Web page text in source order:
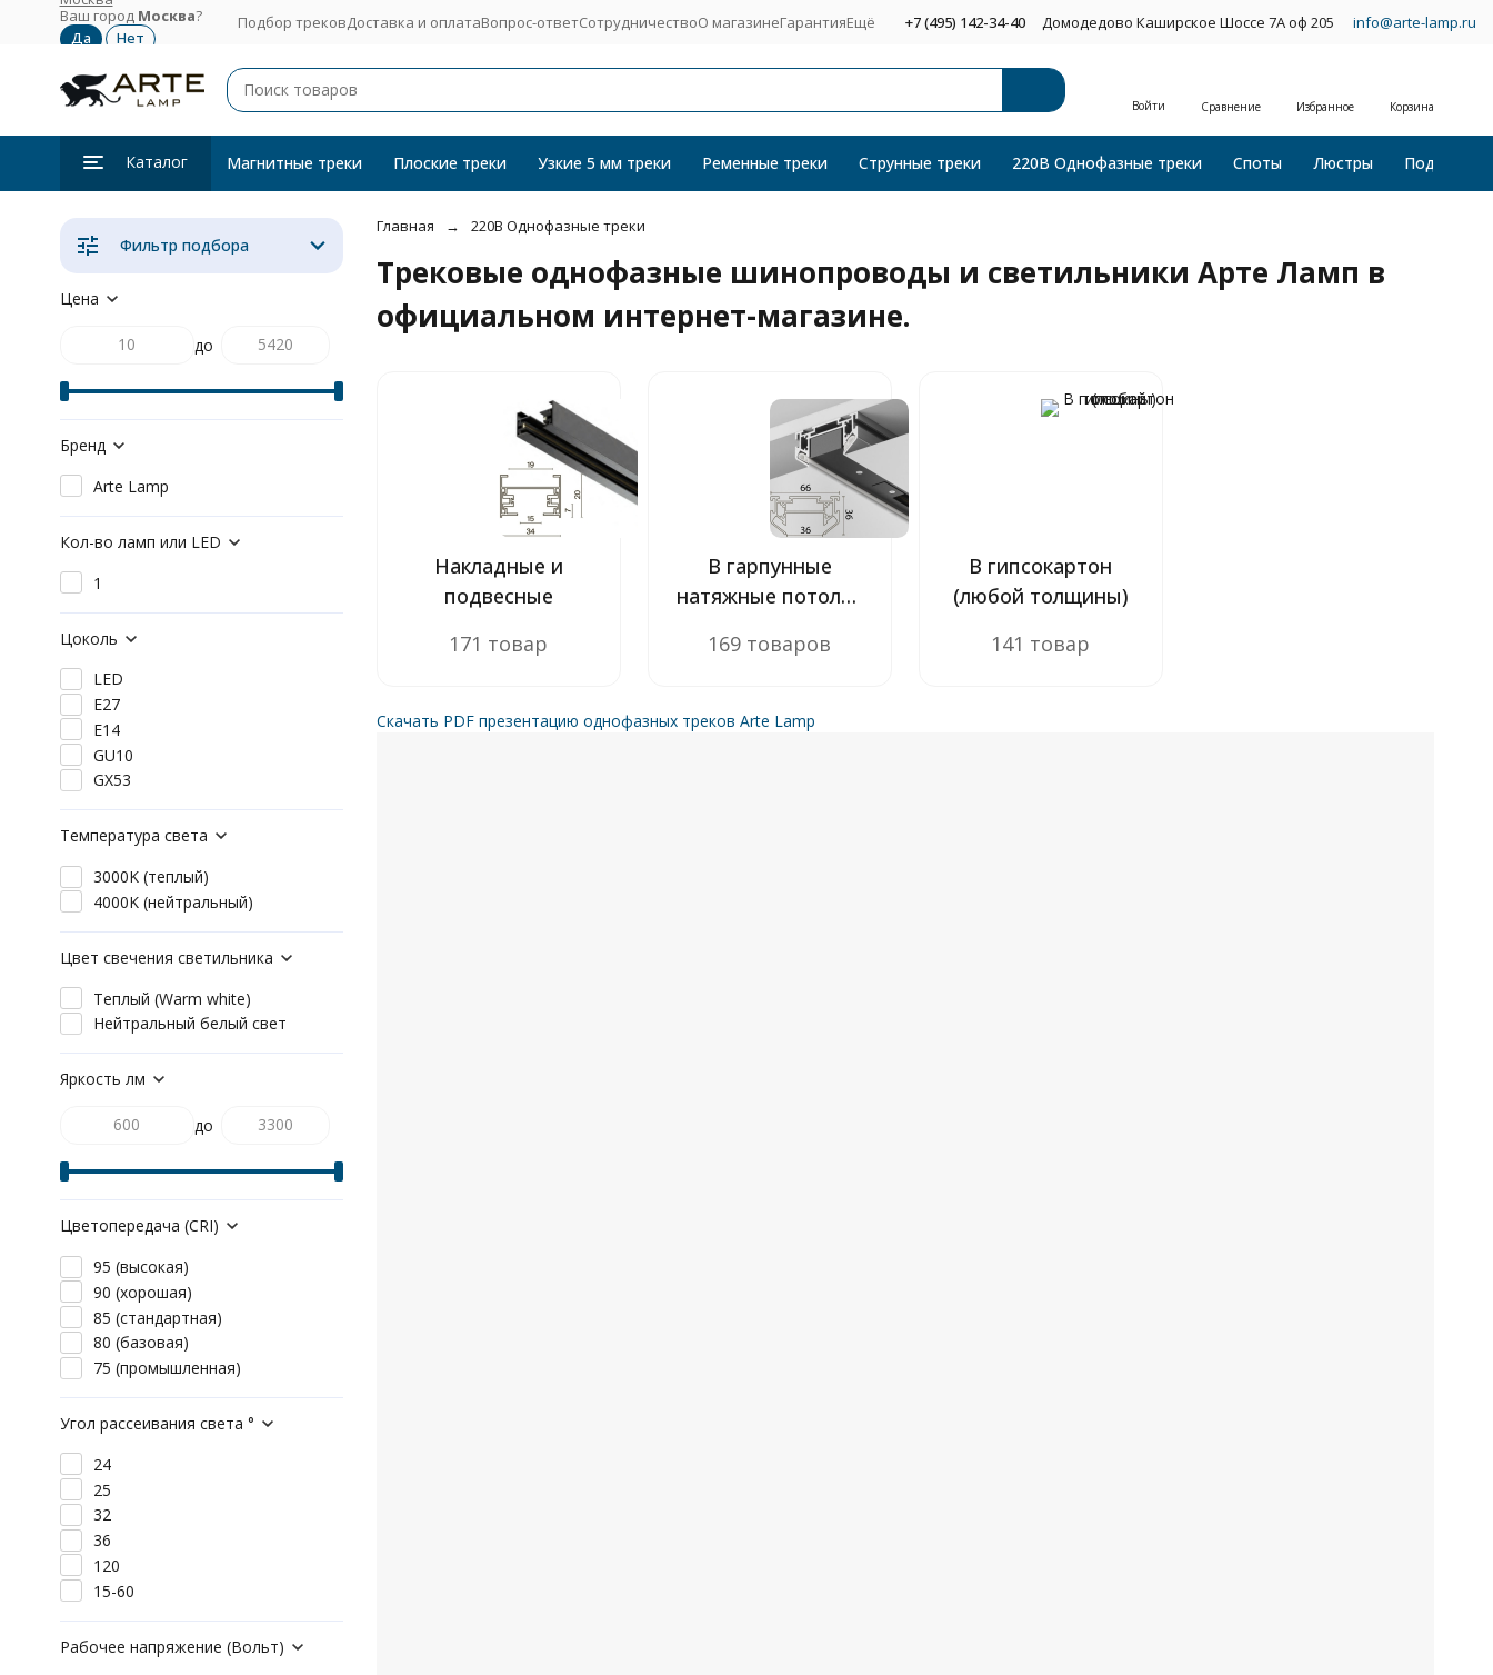
Ваш город Москва? Подбор трековДоставка и оплатаВопрос-ответСотрудничествоО магазинеГарантияЕщё +7 (495) 142-34-40 Домодедово Каширское Шоссе 7А оф 205 info@arte-lamp.ru
Войти Сравнение Избранное Корзина
Каталог Магнитные треки Плоские треки Узкие 5 мм треки Ременные треки Струнные треки 220В Однофазные треки Споты Люстры Подвесные
Главная 220В Однофазные треки
Трековые однофазные шинопроводы и светильники Арте Ламп в
официальном интернет-магазине.
Накладные и
подвесные
171 товар
В гарпунные
натяжные потолки
169 товаров
В гипсокартон
(любой толщины)
141 товар
Скачать PDF презентацию однофазных треков Arte Lamp
Фильтр подбора
Цена
до
Бренд
Arte Lamp
Кол-во ламп или LED
1
Цоколь
LED
E27
E14
GU10
GX53
Температура света
3000K (теплый)
4000K (нейтральный)
Цвет свечения светильника
Теплый (Warm white)
Нейтральный белый свет
Яркость лм
до
Цветопередача (CRI)
95 (высокая)
90 (хорошая)
85 (стандартная)
80 (базовая)
75 (промышленная)
Угол рассеивания света °
24
25
32
36
120
15-60
Рабочее напряжение (Вольт)